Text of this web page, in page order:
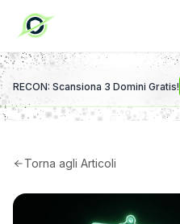
RECON: Scansiona 3 Domini Gratis!
Torna agli Articoli